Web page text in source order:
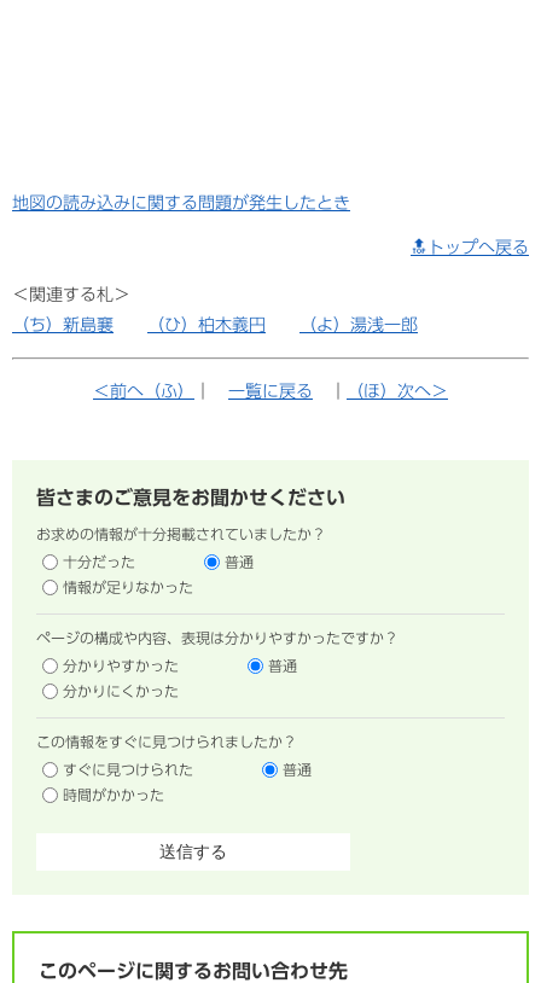
地図の読み込みに関する問題が発生したとき
🔝トップへ戻る
＜関連する札＞
（ち）新島襄
（ひ）柏木義円 （よ）湯浅一郎
＜前へ（ふ） 一覧に戻る （ほ）次へ＞
皆さまのご意見をお聞かせください
お求めの情報が十分掲載されていましたか？
十分だった
普通
情報が足りなかった
ページの構成や内容、表現は分かりやすかったですか？
分かりやすかった
普通
分かりにくかった
この情報をすぐに見つけられましたか？
すぐに見つけられた
普通
時間がかかった
このページに関するお問い合わせ先